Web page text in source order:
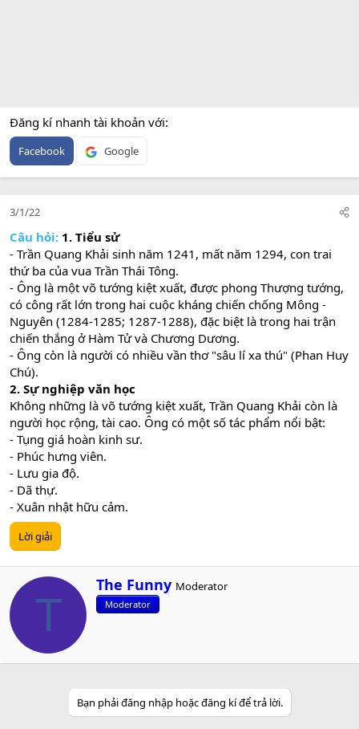
Đăng kí nhanh tài khoản với
Facebook Google
3/1/22
Câu hỏi: 1. Tiểu sử
- Trần Quang Khải sinh năm 1241, mất năm 1294, con trai
thứ ba của vua Trần Thái Tông.
- Ông là một võ tướng kiệt xuất, được phong Thượng tướng,
có công rất lớn trong hai cuộc kháng chiến chống Mông -
Nguyên (1284-1285; 1287-1288), đặc biệt là trong hai trận
chiến thắng ở Hàm Tử và Chương Dương.
- Ông còn là người có nhiều vần thơ "sâu lí xa thú" (Phan Huy
Chú).
2. Sự nghiệp văn học
Không những là võ tướng kiệt xuất, Trần Quang Khải còn là
người học rộng, tài cao. Ông có một số tác phẩm nổi bật:
- Tụng giá hoàn kinh sư.
- Phúc hưng viên.
- Lưu gia độ.
- Dã thự.
- Xuân nhật hữu cảm.
Lời giải
T
W
r
i
n
The Funny Moderator
Moderator
Bạn phải đăng nhập hoặc đăng kí để trả lời.